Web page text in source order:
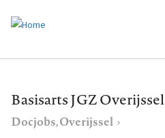
de
gaan
Basisarts JGZ Overijssel
Docjobs, Overijssel